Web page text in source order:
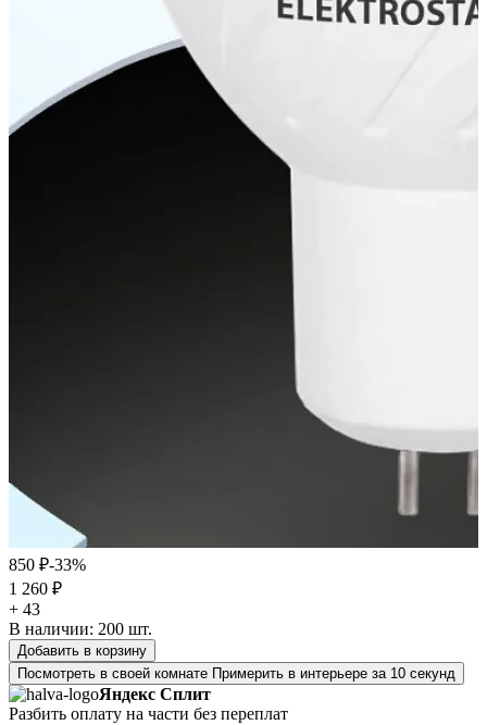
850 ₽-33%
1 260 ₽
+ 43
В наличии: 200 шт.
Добавить в корзину
Посмотреть в своей комнате Примерить в интерьере за 10 секунд
Яндекс Сплит
Разбить оплату на части без переплат